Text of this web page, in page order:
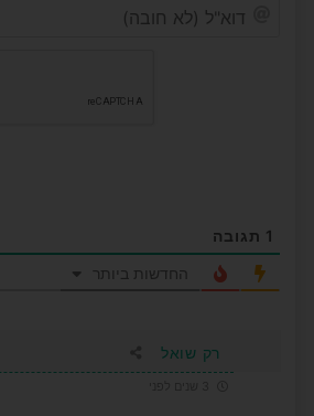
1 תגובה
החדשות ביותר
רק שואל